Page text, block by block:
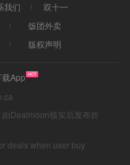
我们
双十一
饭团外卖
版权声明
载App
Dealmoon核实后发布折
deals when user buy